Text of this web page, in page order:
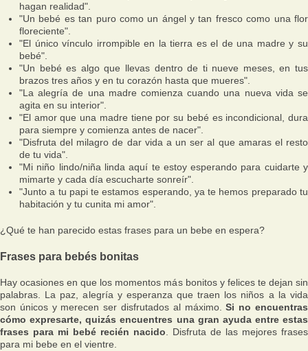
hagan realidad".
"Un bebé es tan puro como un ángel y tan fresco como una flor
floreciente".
"El único vínculo irrompible en la tierra es el de una madre y su
bebé".
"Un bebé es algo que llevas dentro de ti nueve meses, en tus
brazos tres años y en tu corazón hasta que mueres".
"La alegría de una madre comienza cuando una nueva vida se
agita en su interior".
"El amor que una madre tiene por su bebé es incondicional, dura
para siempre y comienza antes de nacer".
"Disfruta del milagro de dar vida a un ser al que amaras el resto
de tu vida".
"Mi niño lindo/niña linda aquí te estoy esperando para cuidarte y
mimarte y cada día escucharte sonreír".
"Junto a tu papi te estamos esperando, ya te hemos preparado tu
habitación y tu cunita mi amor".
¿Qué te han parecido estas frases para un bebe en espera?
Frases para bebés bonitas
Hay ocasiones en que los momentos más bonitos y felices te dejan sin
palabras. La paz, alegría y esperanza que traen los niños a la vida
son únicos y merecen ser disfrutados al máximo.Si no encuentras
cómo expresarte, quizás encuentres una gran ayuda entre estas
frases para mi bebé recién nacido . Disfruta de las mejores frases
para mi bebe en el vientre.